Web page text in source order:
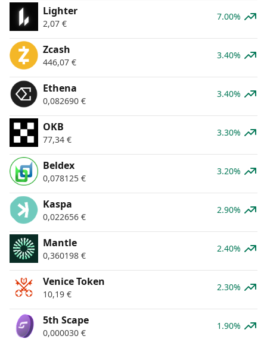
Lighter
2,07 €
7.00%
Zcash
446,07 €
3.40%
Ethena
0,082690 €
3.40%
OKB
77,34 €
3.30%
Beldex
0,078125 €
3.20%
Kaspa
0,022656 €
2.90%
Mantle
0,360198 €
2.40%
Venice Token
10,19 €
2.30%
5th Scape
0,000030 €
1.90%